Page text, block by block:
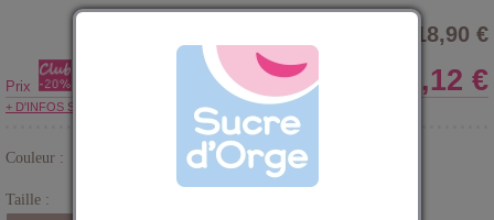
18,90 €
Prix 15,12 €
+ D'INFOS SUR LE CLUB
Couleur :
Taille :